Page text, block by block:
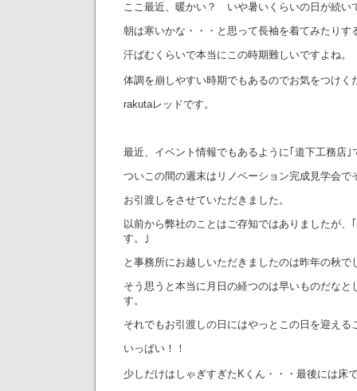
ここ最近、暖かい？ いや暑いくらいの日が続い
朝は寒いかな・・・と思って長袖を着てみたりす
汗ばむくらいで本当にこの時期難しいですよね。
体調を崩しやすい時期でもあるのでお気をつけく
rakutaレッドです。
最近、イベント情報でもあるように｢道下工務店｣
ついこの間の週末はリノベーション完成見学会で
お引渡しをさせていただきました。
以前から弊社のことはご存知ではありましたが、
す。｣
と事務所にお越しいただきましたのは昨年の秋で
そう思うと本当に月日の経つのは早いものだなと
す。
それでもお引渡しの日にはやっとこの日を迎える
いっぱい！！
少しだけはしゃぎすぎたKくん・・・最後には床